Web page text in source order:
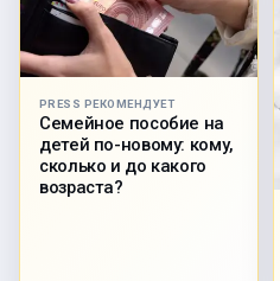
PRESS РЕКОМЕНДУЕТ
Семейное пособие на
детей по-новому: кому,
сколько и до какого
возраста?